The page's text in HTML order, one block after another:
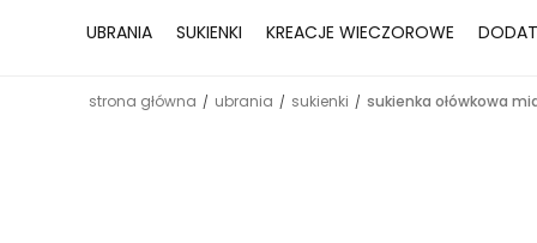
UBRANIA SUKIENKI KREACJE WIECZOROWE
strona główna / ubrania / sukienki / sukienka ołówkowa